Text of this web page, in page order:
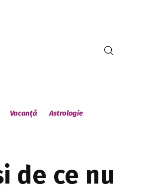
Vacanță Astrologie
de ce nu